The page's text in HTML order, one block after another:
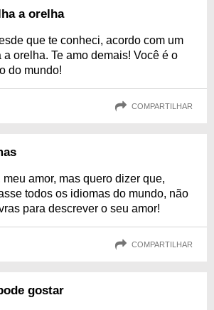
a orelha
que te conheci, acordo com um
orelha. Te amo demais! Você é o
do mundo!
COMPARTILHAR
amor, mas quero dizer que,
todos os idiomas do mundo, não
para descrever o seu amor!
COMPARTILHAR
gostar